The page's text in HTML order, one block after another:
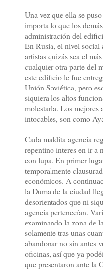
Una vez que ella se
importa lo que los
administración del
En Rusia, el nivel social
artistas quizás sea el
cualquier otra parte del
este edificio le fue
Unión Soviética, pero
siquiera los altos
molestarla. Los mejores
intocables, son como
Cada maldita agencia
repentino interes en ir a
con lupa. En primer
temporalmente
económicos. A
la Duma de la ciudad
desorientados que ni
agencia pertenecían.
examinando la zona de
solamente tras unas
abandonar no sin antes
oficinas, así que ya
que presentaron ante la